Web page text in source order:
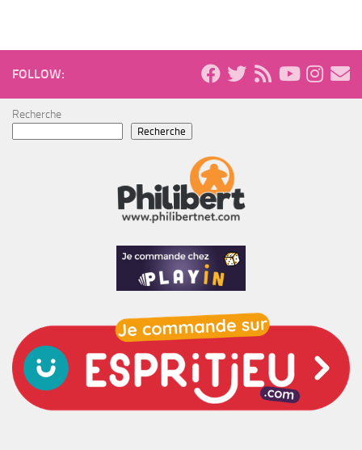
FOLLOW:
Recherche
Recherche